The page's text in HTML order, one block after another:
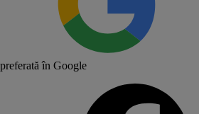
preferată în Google